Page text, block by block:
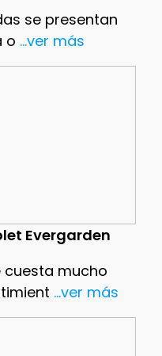
se presentan
o ...ver más
Evergarden
cuesta mucho
...ver más